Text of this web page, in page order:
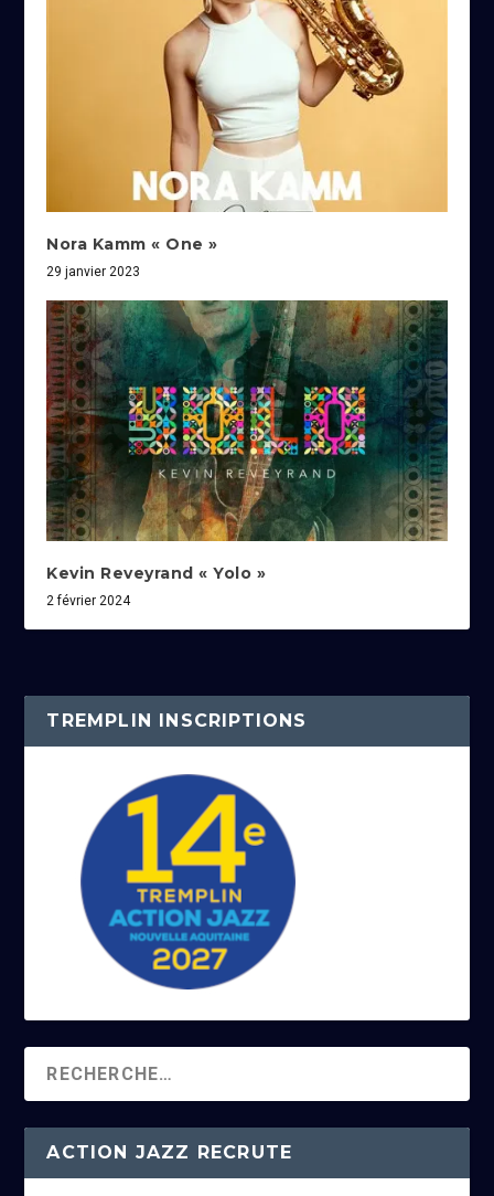
Nora Kamm « One »
29 janvier 2023
Kevin Reveyrand « Yolo »
2 février 2024
TREMPLIN INSCRIPTIONS
ACTION JAZZ RECRUTE